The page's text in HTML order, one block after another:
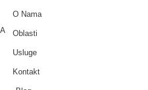
O Nama
Oblasti
Usluge
Kontakt